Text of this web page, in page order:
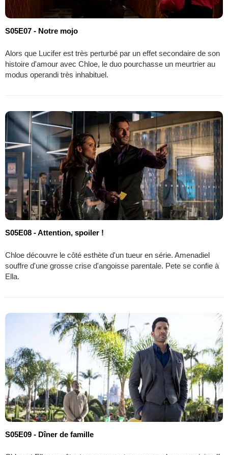
S05E07 - Notre mojo
Alors que Lucifer est très perturbé par un effet secondaire de son
histoire d'amour avec Chloe, le duo pourchasse un meurtrier au
modus operandi très inhabituel.
S05E08 - Attention, spoiler !
Chloe découvre le côté esthète d'un tueur en série. Amenadiel
souffre d'une grosse crise d'angoisse parentale. Pete se confie à
Ella.
S05E09 - Dîner de famille